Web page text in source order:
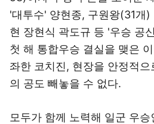
'대투수' 양현종, 구원왕(31개
현 장현식 곽도규 등 '우승 공
첫 해 통합우승 결실을 맺은
좌한 코치진, 현장을 안정적
의 공도 빼놓을 수 없다.
모두가 함께 노력해 일군 우